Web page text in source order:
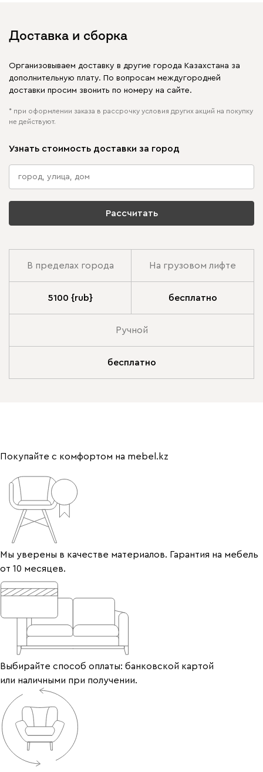
Доставка и сборка
Организовываем доставку в другие города Казахстана за
дополнительную плату. По вопросам междугородней
доставки просим звонить по номеру на сайте.
* при оформлении заказа в рассрочку условия других акций на покупку
не действуют.
Узнать стоимость доставки за город
Рассчитать
В пределах города На грузовом лифте
5100 {rub} бесплатно
Ручной
бесплатно
Покупайте с комфортом на mebel.kz
Мы уверены в качестве материалов. Гарантия на мебель
от 10 месяцев.
Выбирайте способ оплаты: банковской картой
или наличными при получении.